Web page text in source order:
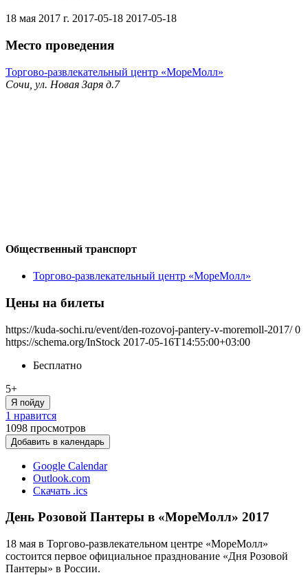
18 мая 2017 г. 2017-05-18 2017-05-18
Место проведения
Торгово-развлекательный центр «МореМолл»
Сочи, ул. Новая Заря д.7
Общественный транспорт
Торгово-развлекательный центр «МореМолл»
Цены на билеты
https://kuda-sochi.ru/event/den-rozovoj-pantery-v-moremoll-2017/ 0
https://schema.org/InStock 2017-05-16T14:55:00+03:00
Бесплатно
5+
Я пойду
1 нравится
1098 просмотров
Добавить в календарь
Google Calendar
Outlook.com
Скачать .ics
День Розовой Пантеры в «МореМолл» 2017
18 мая в Торгово-развлекательном центре «МореМолл»
состоится первое официальное празднование «Дня Розовой
Пантеры» в России.